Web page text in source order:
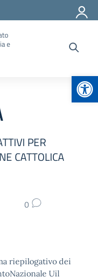
e
PER
CATTOLICA
0
riepilogativo dei
Uil